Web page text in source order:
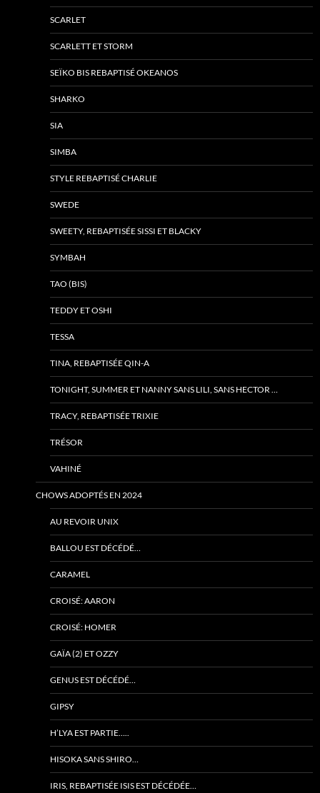
SCARLET
SCARLETT ET STORM
SEÏKO BIS REBAPTISÉ OKEANOS
SHARKO
SIA
SIMBA
STYLE REBAPTISÉ CHARLIE
SWEDE
SWEETY, REBAPTISÉE SISSI ET BLACKY
SYMBAH
TAO (BIS)
TEDDY ET OSHI
TESSA
TINA, REBAPTISÉE QIN-A
TONIGHT, SUMMER ET NANNY SANS LILI, SANS HECTOR …
TRACY, REBAPTISÉE TRIXIE
TRÉSOR
VAHINÉ
CHOWS ADOPTÉS EN 2024
AU REVOIR UNIX
BALLOU EST DÉCÉDÉ…
CARAMEL
CROISÉ: AARON
CROISÉ: HOMER
GAÏA (2) ET OZZY
GENUS EST DÉCÉDÉ…
GIPSY
H’LYA EST PARTIE…..
HISOKA SANS SHIRO…
IRIS, REBAPTISÉE ISIS EST DÉCÉDÉE…